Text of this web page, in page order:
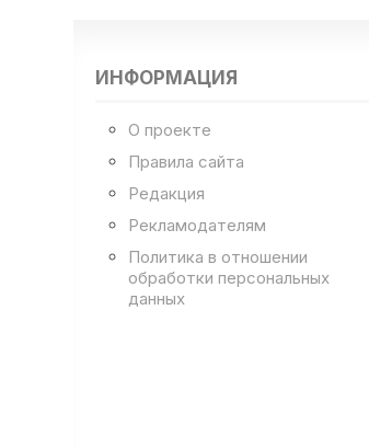
ИНФОРМАЦИЯ
О проекте
Правила сайта
Редакция
Рекламодателям
Политика в отношении
обработки персональных
данных